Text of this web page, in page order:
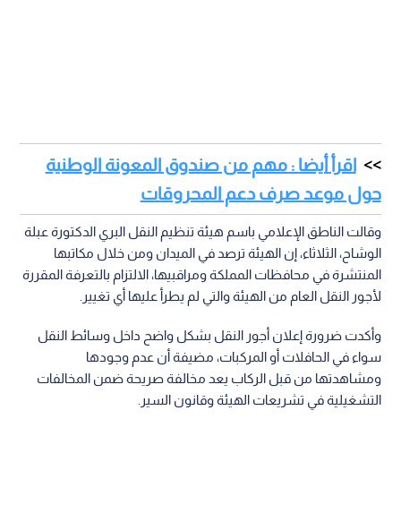
اقرأ أيضا : مهم من صندوق المعونة الوطنية
حول موعد صرف دعم المحروقات
وقالت الناطق الإعلامي باسم هيئة تنظيم النقل البري الدكتورة عبلة
الوشاح، الثلاثاء، إن الهيئة ترصد في الميدان ومن خلال مكاتبها
المنتشرة في محافظات المملكة ومراقبيها، الالتزام بالتعرفة المقررة
لأجور النقل العام من الهيئة والتي لم يطرأ عليها أي تغيير.
وأكدت ضرورة إعلان أجور النقل بشكل واضح داخل وسائط النقل
سواء في الحافلات أو المركبات، مضيفة أن عدم وجودها
ومشاهدتها من قبل الركاب يعد مخالفة صريحة ضمن المخالفات
التشغيلية في تشريعات الهيئة وقانون السير.